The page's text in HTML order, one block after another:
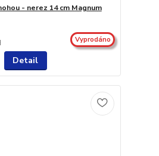
- nerez 14 cm Magnum
Vyprodáno
Detail